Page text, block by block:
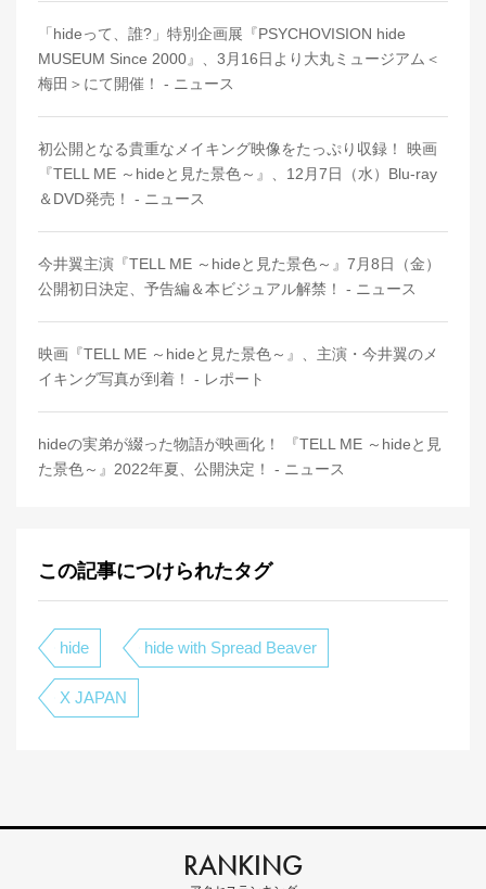
「hideって、誰?」特別企画展『PSYCHOVISION hide
MUSEUM Since 2000』、3月16日より大丸ミュージアム＜
梅田＞にて開催！ - ニュース
初公開となる貴重なメイキング映像をたっぷり収録！ 映画
『TELL ME ～hideと見た景色～』、12月7日（水）Blu-ray
＆DVD発売！ - ニュース
今井翼主演『TELL ME ～hideと見た景色～』7月8日（金）
公開初日決定、予告編＆本ビジュアル解禁！ - ニュース
映画『TELL ME ～hideと見た景色～』、主演・今井翼のメ
イキング写真が到着！ - レポート
hideの実弟が綴った物語が映画化！ 『TELL ME ～hideと見
た景色～』2022年夏、公開決定！ - ニュース
この記事につけられたタグ
hide hide with Spread Beaver
X JAPAN
RANKING